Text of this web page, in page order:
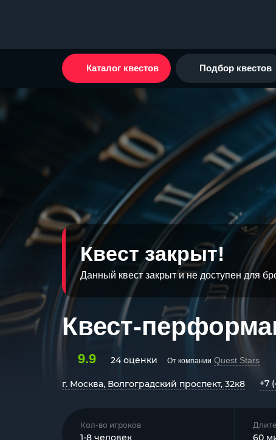
Каталог квестов Подбор квестов
Квест закрыт!
Данный квест закрыт и не доступен для
Квест-
9.9 24 оценки От компании Quest Stars
г. Москва, Волгоградский проспект, 32к8 +7
Кол-во игроков
1-8 человек 60